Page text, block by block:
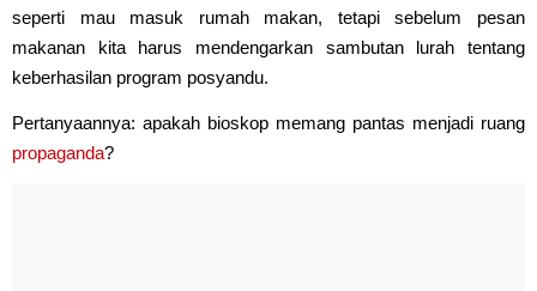
seperti mau masuk rumah makan, tetapi sebelum pesan
makanan kita harus mendengarkan sambutan lurah tentang
keberhasilan program posyandu.
Pertanyaannya: apakah bioskop memang pantas menjadi ruang
propaganda?